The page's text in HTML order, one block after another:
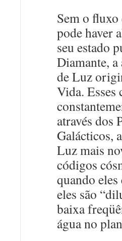
Sem o fluxo
pode haver
seu estado
Diamante,
de Luz
Vida. Esses
através dos
Galácticos,
Luz mais
códigos
quando eles
eles são
baixa
água no